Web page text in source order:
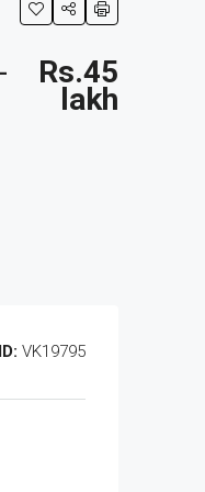
Rs.45
lakh
VK19795